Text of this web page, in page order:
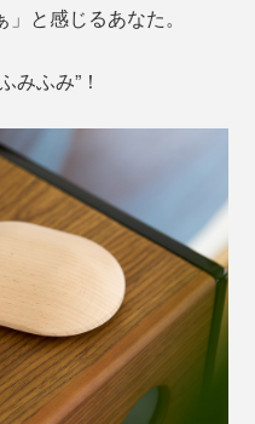
と感じるあなた。
みふみ”！